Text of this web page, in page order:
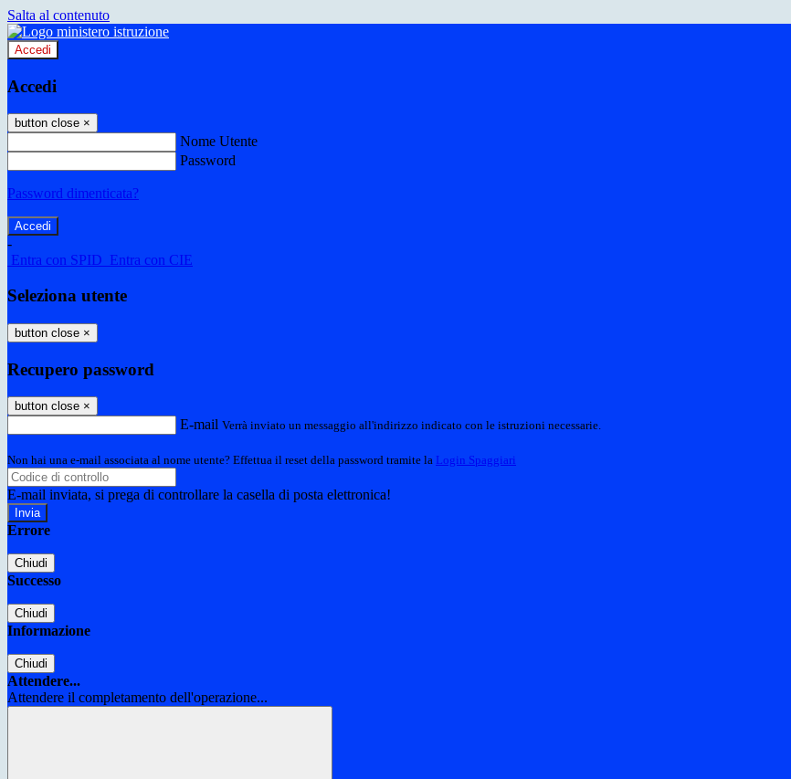
Salta al contenuto
Accedi
Accedi
button close ×
Nome Utente
Password
Password dimenticata?
-
Entra con SPID Entra con CIE
Seleziona utente
button close ×
Recupero password
button close ×
E-mail Verrà inviato un messaggio all'indirizzo indicato con le istruzioni necessarie.
Non hai una e-mail associata al nome utente? Effettua il reset della password tramite la Login Spaggiari
E-mail inviata, si prega di controllare la casella di posta elettronica!
Errore
Chiudi
Successo
Chiudi
Informazione
Chiudi
Attendere...
Attendere il completamento dell'operazione...